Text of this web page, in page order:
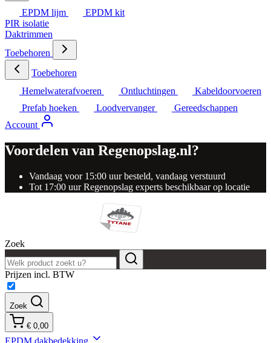
EPDM lijm
EPDM kit
PIR isolatie
Daktrimmen
Toebehoren
Toebehoren
Hemelwaterafvoeren
Ontluchtingen
Kabeldoorvoeren
Prefab hoeken
Loodvervanger
Gereedschappen
Account
Voordelen van Regenopslag.nl?
Vandaag voor 15:00 uur besteld, vandaag verstuurd
Tot 17:00 uur Regenopslag experts beschikbaar op locatie
Zoek
Prijzen incl. BTW
Zoek
€ 0,00
EPDM dakbedekking